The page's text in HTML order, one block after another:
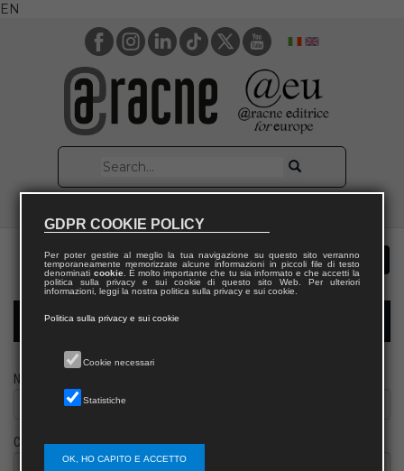
EN
Modulo richiesta saggio docente
Nome
Cognome
GDPR COOKIE POLICY
Per poter gestire al meglio la tua navigazione su questo sito verranno
temporaneamente memorizzate alcune informazioni in piccoli file di testo
denominati cookie. È molto importante che tu sia informato e che accetti la
politica sulla privacy e sui cookie di questo sito Web. Per ulteriori
informazioni, leggi la nostra politica sulla privacy e sui cookie.
Politica sulla privacy e sui cookie
Cookie necessari
Statistiche
OK, HO CAPITO E ACCETTO